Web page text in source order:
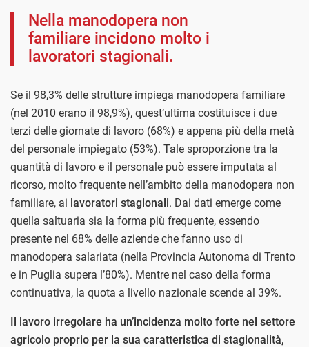
Nella manodopera non
familiare incidono molto i
lavoratori stagionali.
Se il 98,3% delle strutture impiega manodopera familiare
(nel 2010 erano il 98,9%), quest’ultima costituisce i due
terzi delle giornate di lavoro (68%) e appena più della metà
del personale impiegato (53%). Tale sproporzione tra la
quantità di lavoro e il personale può essere imputata al
ricorso, molto frequente nell’ambito della manodopera non
familiare, ai lavoratori stagionali. Dai dati emerge come
quella saltuaria sia la forma più frequente, essendo
presente nel 68% delle aziende che fanno uso di
manodopera salariata (nella Provincia Autonoma di Trento
e in Puglia supera l’80%). Mentre nel caso della forma
continuativa, la quota a livello nazionale scende al 39%.
Il lavoro irregolare ha un’incidenza molto forte nel settore
agricolo proprio per la sua caratteristica di stagionalità,